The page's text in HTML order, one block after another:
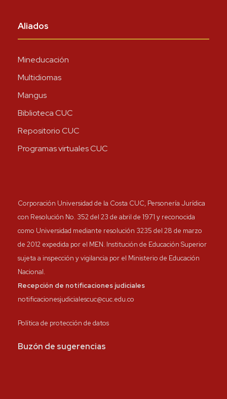
Aliados
Mineducación
Multidiomas
Mangus
Biblioteca CUC
Repositorio CUC
Programas virtuales CUC
Corporación Universidad de la Costa CUC, Personería Jurídica
con Resolución No. 352 del 23 de abril de 1971 y reconocida
como Universidad mediante resolución 3235 del 28 de marzo
de 2012 expedida por el MEN. Institución de Educación Superior
sujeta a inspección y vigilancia por el Ministerio de Educación
Nacional.
Recepción de notificaciones judiciales
notificacionesjudicialescuc@cuc.edu.co
Política de protección de datos
Buzón de sugerencias